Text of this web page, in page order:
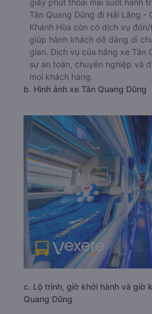
giây phút thoải mái suốt hành
Tân Quang Dũng đi Hải Lăng -
Khánh Hòa còn có dịch vụ
giúp hành khách dễ dàng di
gian. Dịch vụ của hãng xe Tân
sự an toàn, chuyên nghiệp và
mọi khách hàng.
b. Hình ảnh xe Tân Quang Dũng
c. Lộ trình, giờ khởi hành và giờ
Quang Dũng